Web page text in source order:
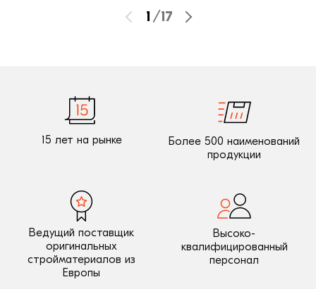
1 /17
15 лет на рынке
Более 500 наименований
продукции
Ведущий поставщик
оригинальных
стройматериалов из
Европы
Высоко-
квалифицированный
персонал